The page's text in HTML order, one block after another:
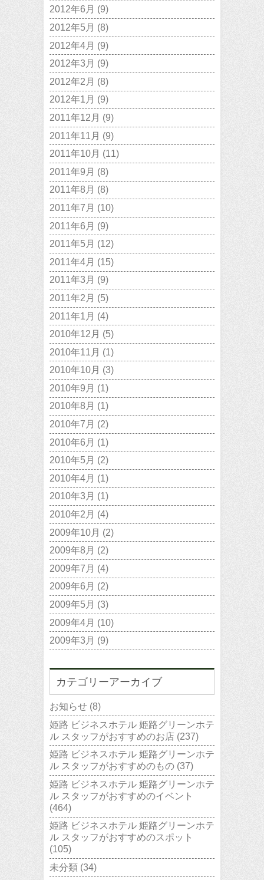
2012年6月 (9)
2012年5月 (8)
2012年4月 (9)
2012年3月 (9)
2012年2月 (8)
2012年1月 (9)
2011年12月 (9)
2011年11月 (9)
2011年10月 (11)
2011年9月 (8)
2011年8月 (8)
2011年7月 (10)
2011年6月 (9)
2011年5月 (12)
2011年4月 (15)
2011年3月 (9)
2011年2月 (5)
2011年1月 (4)
2010年12月 (5)
2010年11月 (1)
2010年10月 (3)
2010年9月 (1)
2010年8月 (1)
2010年7月 (2)
2010年6月 (1)
2010年5月 (2)
2010年4月 (1)
2010年3月 (1)
2010年2月 (4)
2009年10月 (2)
2009年8月 (2)
2009年7月 (4)
2009年6月 (2)
2009年5月 (3)
2009年4月 (10)
2009年3月 (9)
カテゴリーアーカイブ
お知らせ (8)
姫路 ビジネスホテル 姫路グリーンホテ
ル スタッフがおすすめのお店 (237)
姫路 ビジネスホテル 姫路グリーンホテ
ル スタッフがおすすめのもの (37)
姫路 ビジネスホテル 姫路グリーンホテ
ル スタッフがおすすめのイベント
(464)
姫路 ビジネスホテル 姫路グリーンホテ
ル スタッフがおすすめのスポット
(105)
未分類 (34)